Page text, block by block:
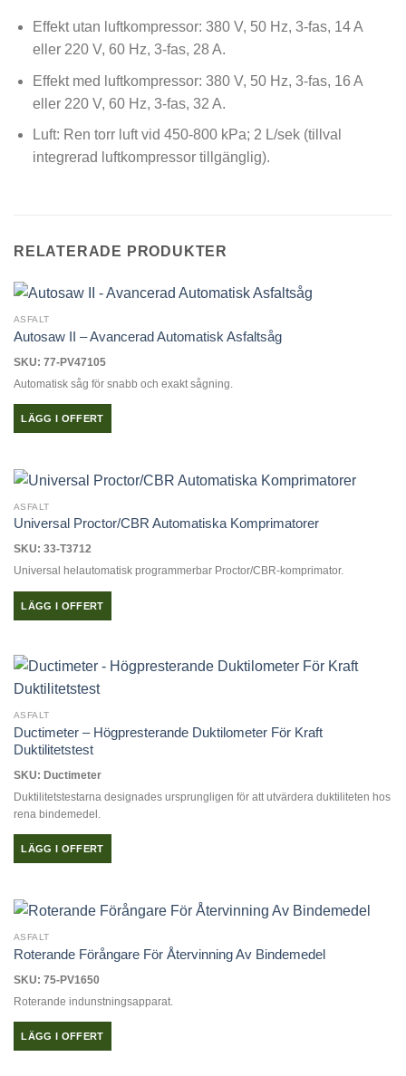
Effekt utan luftkompressor: 380 V, 50 Hz, 3-fas, 14 A
eller 220 V, 60 Hz, 3-fas, 28 A.
Effekt med luftkompressor: 380 V, 50 Hz, 3-fas, 16 A
eller 220 V, 60 Hz, 3-fas, 32 A.
Luft: Ren torr luft vid 450-800 kPa; 2 L/sek (tillval
integrerad luftkompressor tillgänglig).
RELATERADE PRODUKTER
ASFALT
Autosaw II – Avancerad Automatisk Asfaltsåg
SKU: 77-PV47105
Automatisk såg för snabb och exakt sågning.
LÄGG I OFFERT
ASFALT
Universal Proctor/CBR Automatiska Komprimatorer
SKU: 33-T3712
Universal helautomatisk programmerbar Proctor/CBR-komprimator.
LÄGG I OFFERT
ASFALT
Ductimeter – Högpresterande Duktilometer För Kraft
Duktilitetstest
SKU: Ductimeter
Duktilitetstestarna designades ursprungligen för att utvärdera duktiliteten hos
rena bindemedel.
LÄGG I OFFERT
ASFALT
Roterande Förångare För Återvinning Av Bindemedel
SKU: 75-PV1650
Roterande indunstningsapparat.
LÄGG I OFFERT